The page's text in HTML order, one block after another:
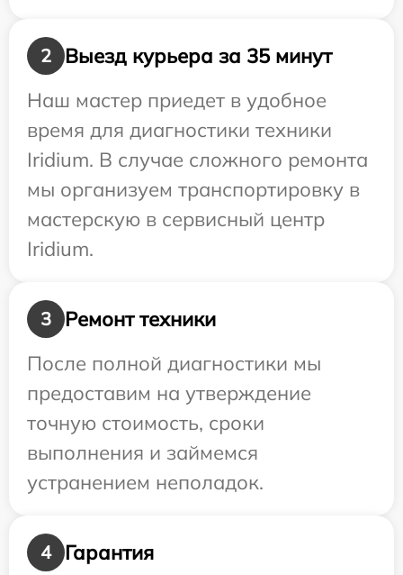
2
Выезд курьера за 35 минут
Наш мастер приедет в удобное
время для диагностики техники
Iridium. В случае сложного ремонта
мы организуем транспортировку в
мастерскую в сервисный центр
Iridium.
3
Ремонт техники
После полной диагностики мы
предоставим на утверждение
точную стоимость, сроки
выполнения и займемся
устранением неполадок.
4
Гарантия